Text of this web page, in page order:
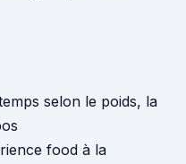
selon le poids, la
food à la